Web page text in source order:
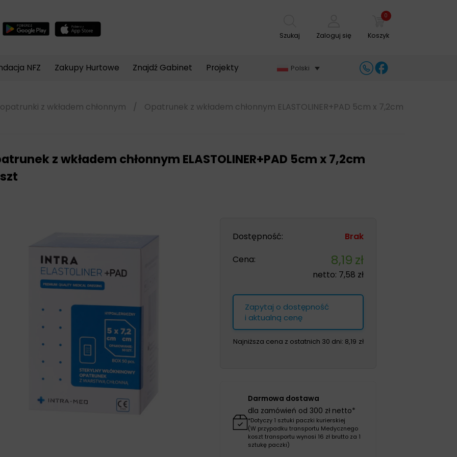
Szukaj Zaloguj się
0
Koszyk
NFZ Zakupy Hurtowe Znajdź Gabinet Projekty Polski
opatrunki z wkładem chłonnym / Opatrunek z wkładem chłonnym ELASTOLINER+PAD 5cm x 7,2cm
z wkładem chłonnym ELASTOLINER+PAD 5cm x 7,2cm
Dostępność:
Brak
Cena:
8,19 zł
netto: 7,58 zł
Zapytaj o dostępność
i aktualną cenę
Najniższa cena z ostatnich 30 dni: 8,19 zł
Darmowa dostawa
dla zamówień od 300 zł netto*
*Dotyczy 1 sztuki paczki kurierskiej
(W przypadku transportu Medycznego
koszt transportu wynosi 16 zł brutto za 1
sztukę paczki)